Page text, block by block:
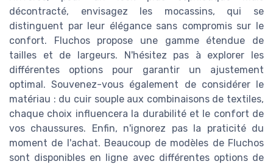
décontracté, envisagez les mocassins, qui se
distinguent par leur élégance sans compromis sur le
confort. Fluchos propose une gamme étendue de
tailles et de largeurs. N'hésitez pas à explorer les
différentes options pour garantir un ajustement
optimal. Souvenez-vous également de considérer le
matériau : du cuir souple aux combinaisons de textiles,
chaque choix influencera la durabilité et le confort de
vos chaussures. Enfin, n'ignorez pas la praticité du
moment de l'achat. Beaucoup de modèles de Fluchos
sont disponibles en ligne avec différentes options de